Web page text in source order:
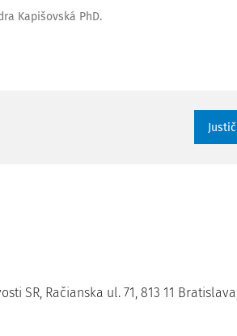
Kapišovská PhD.
SR, Račianska ul. 71, 813 11